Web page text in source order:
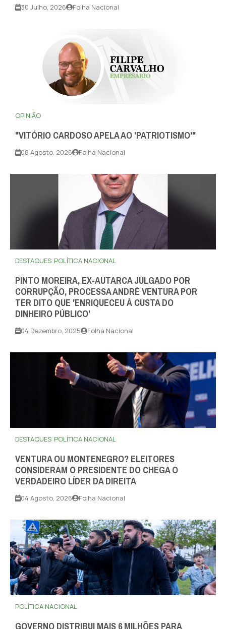
30 Julho, 2026 Folha Nacional
OPINIÃO
"VITÓRIO CARDOSO APELA AO 'PATRIOTISMO'"
08 Agosto, 2026 Folha Nacional
DESTAQUES POLÍTICA NACIONAL
PINTO MOREIRA, EX-AUTARCA JULGADO POR
CORRUPÇÃO, PROCESSA ANDRÉ VENTURA POR
TER DITO QUE 'ENRIQUECEU À CUSTA DO
DINHEIRO PÚBLICO'
04 Dezembro, 2025 Folha Nacional
DESTAQUES POLÍTICA NACIONAL
VENTURA OU MONTENEGRO? ELEITORES
CONSIDERAM O PRESIDENTE DO CHEGA O
VERDADEIRO LÍDER DA DIREITA
04 Agosto, 2026 Folha Nacional
POLÍTICA NACIONAL